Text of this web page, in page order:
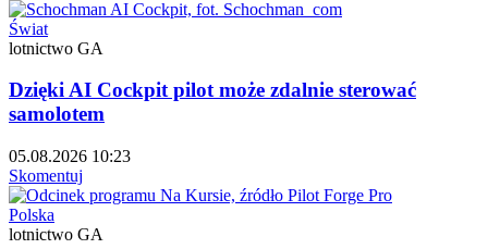
Świat
lotnictwo GA
Dzięki AI Cockpit pilot może zdalnie sterować
samolotem
05.08.2026 10:23
Skomentuj
Polska
lotnictwo GA